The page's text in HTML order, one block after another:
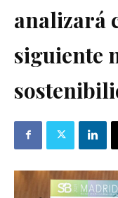
analizará
siguiente